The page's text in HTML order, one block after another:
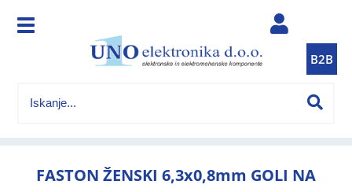
B2B
FASTON ŽENSKI 6,3x0,8mm GOLI NA